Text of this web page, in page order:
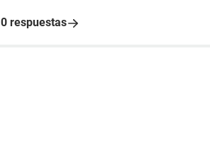
0 respuestas